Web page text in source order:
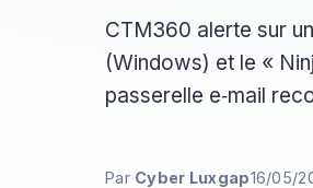
CTM360 alerte sur
(Windows) et le «
passerelle e‑mail
Par Cyber Luxgap16/05/